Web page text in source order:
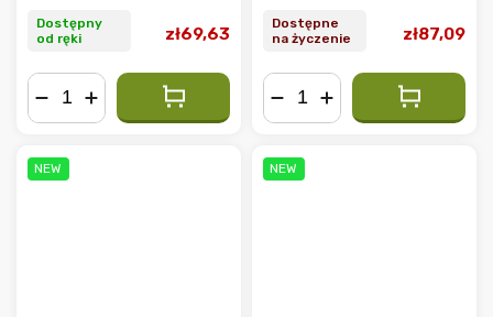
Dostępny
od ręki
zł69,63
Dostępne
na życzenie
zł87,09
NEW NEW